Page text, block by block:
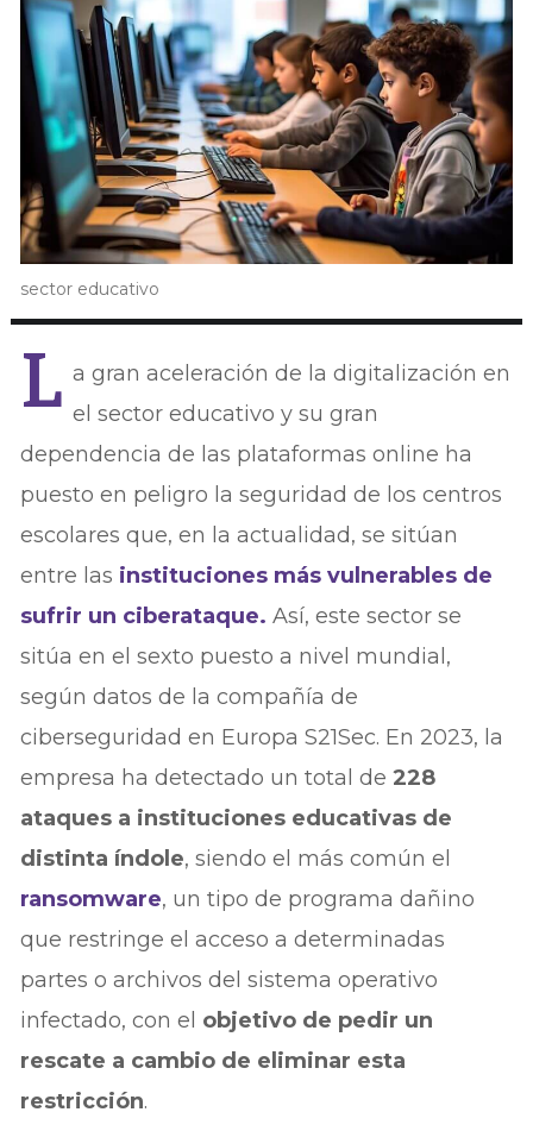
sector educativo
L a gran aceleración de la digitalización en
el sector educativo y su gran
dependencia de las plataformas online ha
puesto en peligro la seguridad de los centros
escolares que, en la actualidad, se sitúan
entre las instituciones más vulnerables de
sufrir un ciberataque. Así, este sector se
sitúa en el sexto puesto a nivel mundial,
según datos de la compañía de
ciberseguridad en Europa S21Sec. En 2023, la
empresa ha detectado un total de228
ataques a instituciones educativas de
distinta índole, siendo el más común el
ransomware, un tipo de programa dañino
que restringe el acceso a determinadas
partes o archivos del sistema operativo
infectado, con el objetivo de pedir un
rescate a cambio de eliminar esta
restricción.